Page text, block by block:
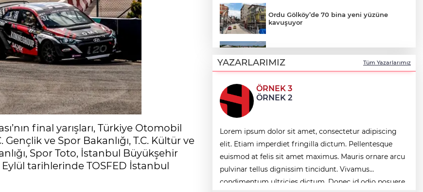
final yarışları, Türkiye Otomobil
ve Spor Bakanlığı, T.C. Kültür ve
Spor Toto, İstanbul Büyükşehir
Eylül tarihlerinde TOSFED İstanbul
Ordu Gölköy’de 70 bina yeni yüzüne
kavuşuyor
çalışmaları başladı
Bozcaada mercan resifleri için koruma
seferberliği... 180 deniz canlısı türü kayıt
altına alındı
Bursa Yıldırım’da binlerce çocuk Yaz Spor
Okullarında buluşuyor
Bursa Şehir Hastanesi otoparkı bu ay
hizmete açılıyor
YAZARLARIMIZ Tüm Yazarlarımız
ÖRNEK 3
ÖRNEK 2
Lorem ipsum dolor sit amet, consectetur adipiscing
elit. Etiam imperdiet fringilla dictum. Pellentesque
euismod at felis sit amet maximus. Mauris ornare arcu
pulvinar tellus dignissim tincidunt. Vivamus
condimentum ultricies dictum. Donec id odio posuere,